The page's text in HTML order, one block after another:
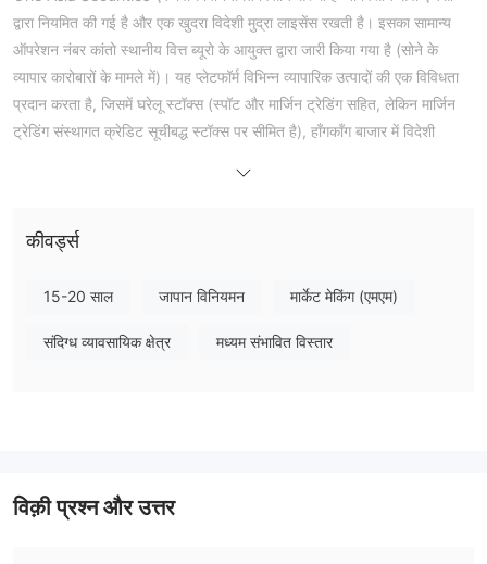
द्वारा नियमित की गई है और एक खुदरा विदेशी मुद्रा लाइसेंस रखती है। इसका सामान्य
ऑपरेशन नंबर कांतो स्थानीय वित्त ब्यूरो के आयुक्त द्वारा जारी किया गया है (सोने के
व्यापार कारोबारों के मामले में)। यह प्लेटफॉर्म विभिन्न व्यापारिक उत्पादों की एक विविधता
प्रदान करता है, जिसमें घरेलू स्टॉक्स (स्पॉट और मार्जिन ट्रेडिंग सहित, लेकिन मार्जिन
ट्रेडिंग संस्थागत क्रेडिट सूचीबद्ध स्टॉक्स पर सीमित है), हॉंगकॉंग बाजार में विदेशी
लाभ और हानि
हां, One Asia Securitiesनियमितहै और एक खुदरा विदेशी मुद्रा लाइसेंस प्राप्त
नंबर "कांतो लोकल फाइनेंस ब्यूरो (सोने कारोबारों के मामले में) नंबर 201" है।
कीवर्ड्स
15-20 साल जापान विनियमन मार्केट मेकिंग (एमएम)
संदिग्ध व्यावसायिक क्षेत्र मध्यम संभावित विस्तार
विक़ी प्रश्न और उत्तर